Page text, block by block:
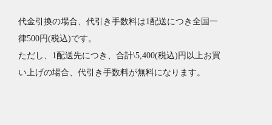
代金引換の場合、代引き手数料は1配送につき全国一
律500円(税込)です。
ただし、1配送先につき、合計\5,400(税込)円以上お買
い上げの場合、代引き手数料が無料になります。